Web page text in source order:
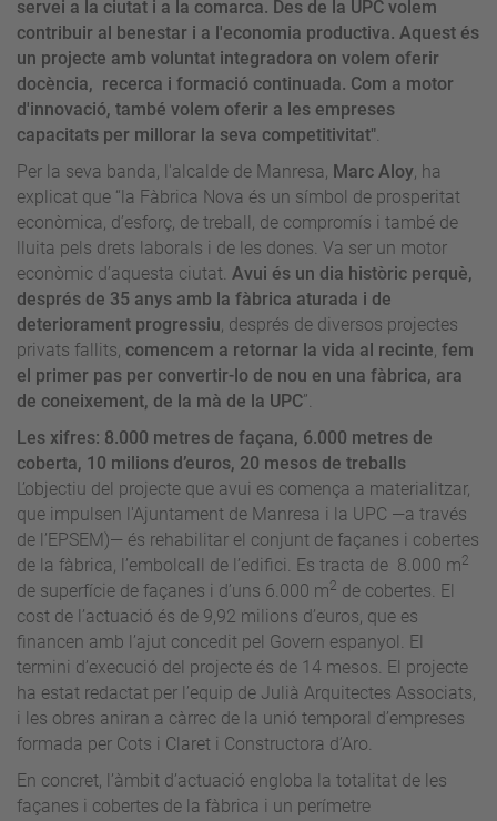
servei a la ciutat i a la comarca. Des de la UPC volem
contribuir al benestar i a l'economia productiva. Aquest és
un projecte amb voluntat integradora on volem oferir
docència, recerca i formació continuada. Com a motor
d'innovació, també volem oferir a les empreses
capacitats per millorar la seva competitivitat".
Per la seva banda, l'alcalde de Manresa, Marc Aloy, ha
explicat que “la Fàbrica Nova és un símbol de prosperitat
econòmica, d’esforç, de treball, de compromís i també de
lluita pels drets laborals i de les dones. Va ser un motor
econòmic d’aquesta ciutat. Avui és un dia històric perquè,
després de 35 anys amb la fàbrica aturada i de
deteriorament progressiu, després de diversos projectes
privats fallits, comencem a retornar la vida al recinte, fem
el primer pas per convertir-lo de nou en una fàbrica, ara
de coneixement, de la mà de la UPC”.
Les xifres: 8.000 metres de façana, 6.000 metres de
coberta, 10 milions d’euros, 20 mesos de treballs
L’objectiu del projecte que avui es comença a materialitzar,
que impulsen l'Ajuntament de Manresa i la UPC —a través
de l’EPSEM)— és rehabilitar el conjunt de façanes i cobertes
de la fàbrica, l’embolcall de l’edifici. Es tracta de 8.000 m2
de superfície de façanes i d’uns 6.000 m2 de cobertes. El
cost de l’actuació és de 9,92 milions d’euros, que es
financen amb l’ajut concedit pel Govern espanyol. El
termini d’execució del projecte és de 14 mesos. El projecte
ha estat redactat per l’equip de Julià Arquitectes Associats,
i les obres aniran a càrrec de la unió temporal d’empreses
formada per Cots i Claret i Constructora d’Aro.
En concret, l’àmbit d’actuació engloba la totalitat de les
façanes i cobertes de la fàbrica i un perímetre